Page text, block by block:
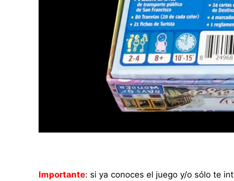
Importante: si ya conoces el juego y/o sólo te